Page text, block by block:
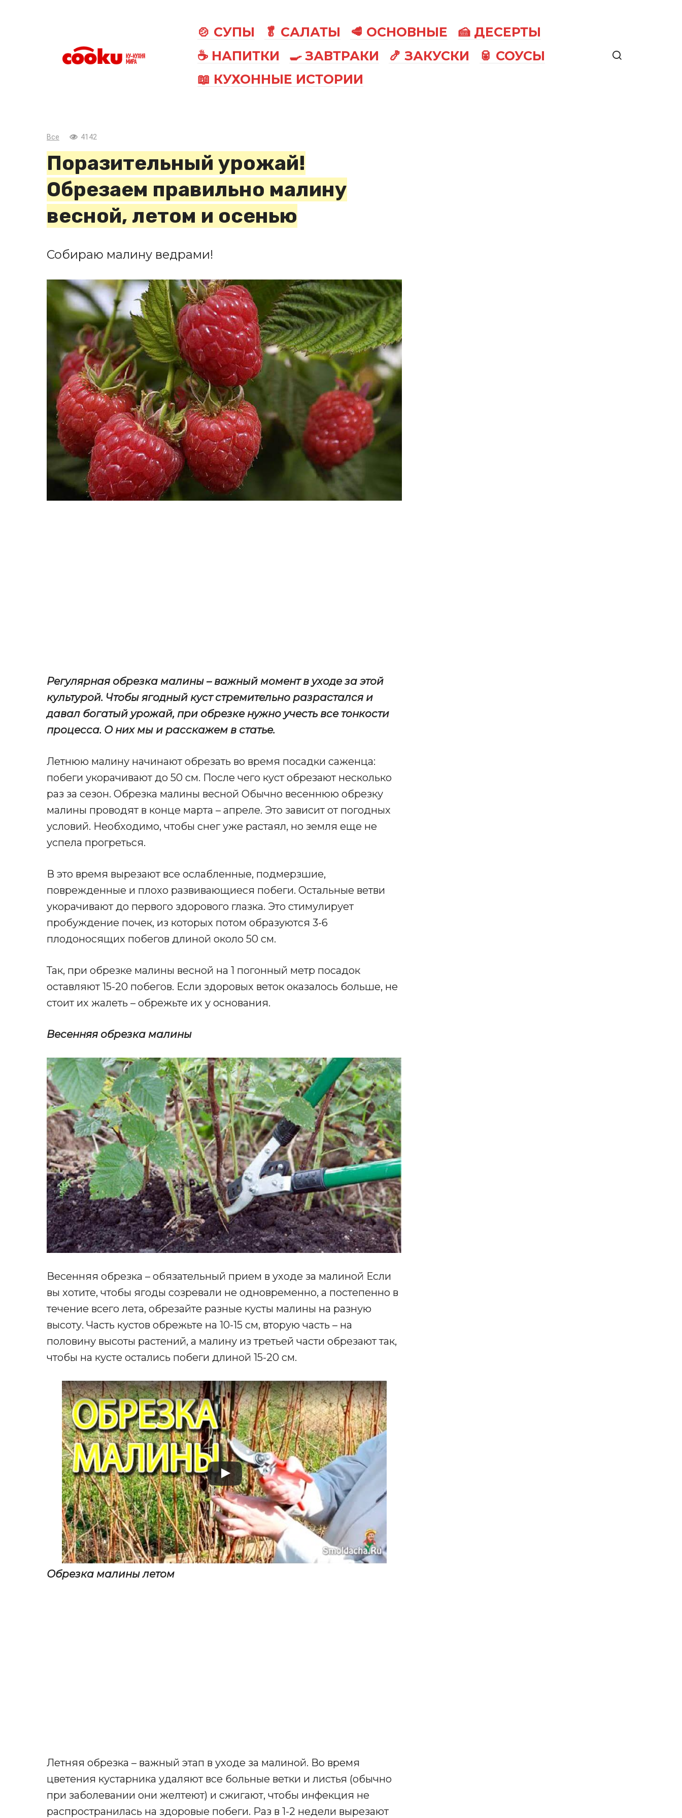
🍲 СУПЫ 🥬 САЛАТЫ 🥩 ОСНОВНЫЕ
🍰 ДЕСЕРТЫ
☕ НАПИТКИ
🍳 ЗАВТРАКИ 🍤 ЗАКУСКИ
🥫 СОУСЫ
📖 КУХОННЫЕ ИСТОРИИ
Все 4142
Поразительный урожай!
Обрезаем правильно малину
весной, летом и осенью
Собираю малину ведрами!
Регулярная обрезка малины – важный момент в уходе за этой
культурой. Чтобы ягодный куст стремительно разрастался и
давал богатый урожай, при обрезке нужно учесть все тонкости
процесса. О них мы и расскажем в статье.
Летнюю малину начинают обрезать во время посадки саженца:
побеги укорачивают до 50 см. После чего куст обрезают несколько
раз за сезон. Обрезка малины весной Обычно весеннюю обрезку
малины проводят в конце марта – апреле. Это зависит от погодных
условий. Необходимо, чтобы снег уже растаял, но земля еще не
успела прогреться.
В это время вырезают все ослабленные, подмерзшие,
поврежденные и плохо развивающиеся побеги. Остальные ветви
укорачивают до первого здорового глазка. Это стимулирует
пробуждение почек, из которых потом образуются 3-6
плодоносящих побегов длиной около 50 см.
Так, при обрезке малины весной на 1 погонный метр посадок
оставляют 15-20 побегов. Если здоровых веток оказалось больше, не
стоит их жалеть – обрежьте их у основания.
Весенняя обрезка малины
Весенняя обрезка – обязательный прием в уходе за малиной Если
вы хотите, чтобы ягоды созревали не одновременно, а постепенно в
течение всего лета, обрезайте разные кусты малины на разную
высоту. Часть кустов обрежьте на 10-15 см, вторую часть – на
половину высоты растений, а малину из третьей части обрезают так,
чтобы на кусте остались побеги длиной 15-20 см.
Обрезка малины летом
Летняя обрезка – важный этап в уходе за малиной. Во время
цветения кустарника удаляют все больные ветки и листья (обычно
при заболевании они желтеют) и сжигают, чтобы инфекция не
распространилась на здоровые побеги. Раз в 1-2 недели вырезают